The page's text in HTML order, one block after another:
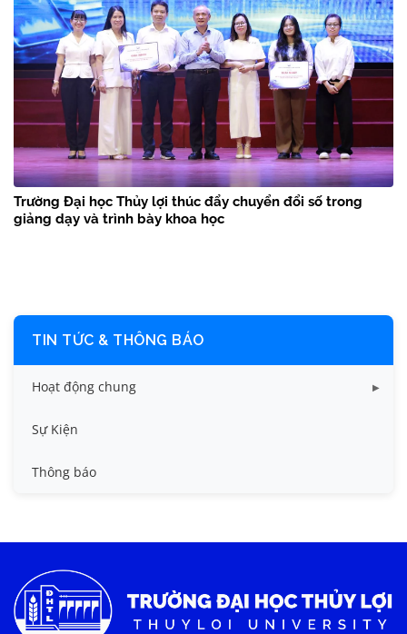
Trường Đại học Thủy lợi thúc đẩy chuyển đổi số trong
giảng dạy và trình bày khoa học
TIN TỨC & THÔNG BÁO
Hoạt động chung
Tin công tác sinh viên
Tin đào tạo
Tin tức chung
Sự Kiện
Thông báo